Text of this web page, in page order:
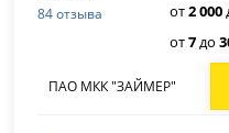
84 отзыва
от2 000
от7до
ПАО МКК "ЗАЙМЕР"